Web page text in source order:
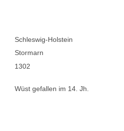
Schleswig-Holstein
Stormarn
1302
Wüst gefallen im 14. Jh.